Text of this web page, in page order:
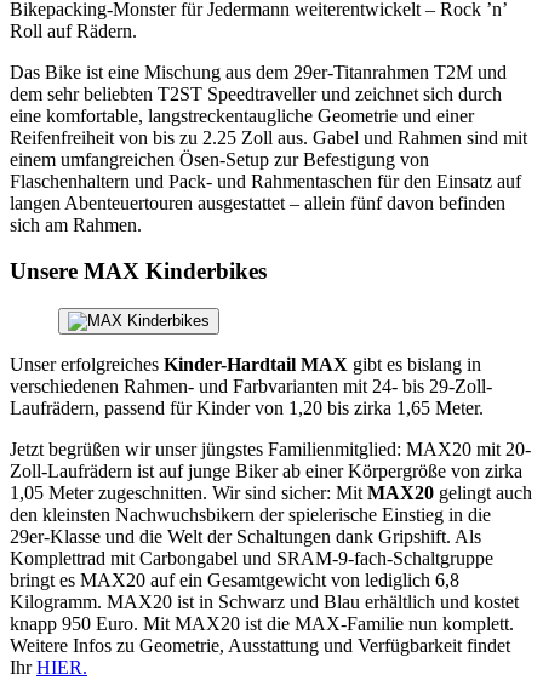
Bikepacking-Monster für Jedermann weiterentwickelt – Rock ’n’
Roll auf Rädern.
Das Bike ist eine Mischung aus dem 29er-Titanrahmen T2M und
dem sehr beliebten T2ST Speedtraveller und zeichnet sich durch
eine komfortable, langstreckentaugliche Geometrie und einer
Reifenfreiheit von bis zu 2.25 Zoll aus. Gabel und Rahmen sind mit
einem umfangreichen Ösen-Setup zur Befestigung von
Flaschenhaltern und Pack- und Rahmentaschen für den Einsatz auf
langen Abenteuertouren ausgestattet – allein fünf davon befinden
sich am Rahmen.
Unsere MAX Kinderbikes
Unser erfolgreiches Kinder-Hardtail MAX gibt es bislang in
verschiedenen Rahmen- und Farbvarianten mit 24- bis 29-Zoll-
Laufrädern, passend für Kinder von 1,20 bis zirka 1,65 Meter.
Jetzt begrüßen wir unser jüngstes Familienmitglied: MAX20 mit 20-
Zoll-Laufrädern ist auf junge Biker ab einer Körpergröße von zirka
1,05 Meter zugeschnitten. Wir sind sicher: Mit MAX20 gelingt auch
den kleinsten Nachwuchsbikern der spielerische Einstieg in die
29er-Klasse und die Welt der Schaltungen dank Gripshift. Als
Komplettrad mit Carbongabel und SRAM-9-fach-Schaltgruppe
bringt es MAX20 auf ein Gesamtgewicht von lediglich 6,8
Kilogramm. MAX20 ist in Schwarz und Blau erhältlich und kostet
knapp 950 Euro. Mit MAX20 ist die MAX-Familie nun komplett.
Weitere Infos zu Geometrie, Ausstattung und Verfügbarkeit findet
IhrHIER.